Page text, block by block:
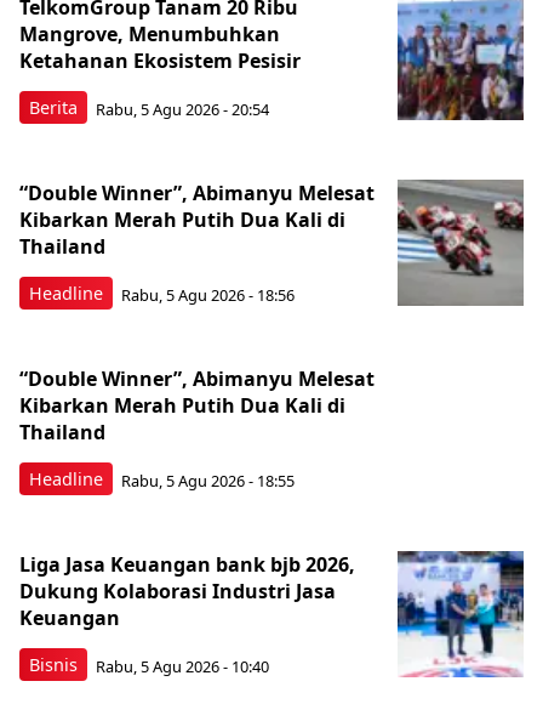
Berita
TelkomGroup Tanam 20 Ribu
Mangrove, Menumbuhkan
Ketahanan Ekosistem Pesisir
Rabu, 5 Agu 2026 - 20:54
Headline
“Double Winner”, Abimanyu Melesat
Kibarkan Merah Putih Dua Kali di
Thailand
Rabu, 5 Agu 2026 - 18:56
Headline
“Double Winner”, Abimanyu Melesat
Kibarkan Merah Putih Dua Kali di
Thailand
Rabu, 5 Agu 2026 - 18:55
Bisnis
Liga Jasa Keuangan bank bjb 2026,
Dukung Kolaborasi Industri Jasa
Keuangan
Rabu, 5 Agu 2026 - 10:40